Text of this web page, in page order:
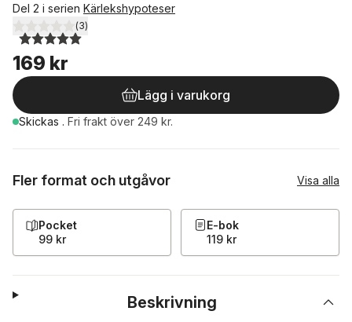
Del 2 i serien Kärlekshypoteser
5,0utav 5 stjärnor. Totalt antal röster:
(3)
169 kr
Lägg i varukorg
Skickas . Fri frakt över 249 kr.
Fler format och utgåvor Visa alla
Pocket
99 kr
E-bok
119 kr
Beskrivning